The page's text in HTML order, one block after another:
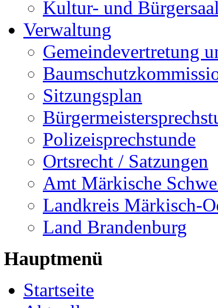
Kultur- und
Verwaltung
Gemeindevertretung
Sitzungsplan
Polizeisprechstunde
Ortsrecht / Satzungen
Amt Märkische
Landkreis Märkisch-
Land Brandenburg
Hauptmenü
Startseite